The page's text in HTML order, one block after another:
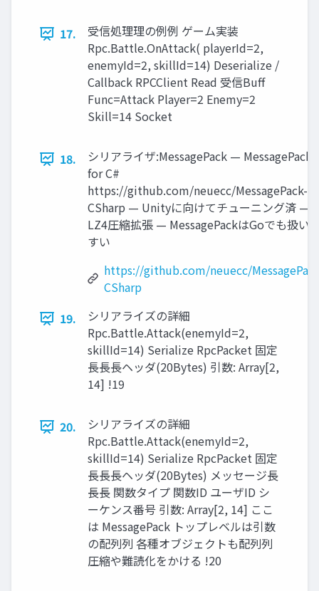
17.
受信処理理の例例 ゲーム実装
Rpc.Battle.OnAttack( playerId=2,
enemyId=2, skillId=14) Deserialize /
Callback RPCClient Read 受信Buff
Func=Attack Player=2 Enemy=2
Skill=14 Socket
18.
シリアライザ:MessagePack — MessagePack
for C#
https://github.com/neuecc/MessagePack-
CSharp — Unityに向けてチューニング済 —
LZ4圧縮拡張 — MessagePackはGoでも扱い
すい
https://github.com/neuecc/
CSharp
19.
シリアライズの詳細
Rpc.Battle.Attack(enemyId=2,
skillId=14) Serialize RpcPacket 固定
⻑⾧長ヘッダ(20Bytes) 引数: Array[2,
14] !19
20.
シリアライズの詳細
Rpc.Battle.Attack(enemyId=2,
skillId=14) Serialize RpcPacket 固定
⻑⾧長ヘッダ(20Bytes) メッセージ⻑
⾧長 関数タイプ 関数ID ユーザID シ
ーケンス番号 引数: Array[2, 14] ここ
は MessagePack トップレベルは引数
の配列列 各種オブジェクトも配列列
圧縮や難読化をかける !20